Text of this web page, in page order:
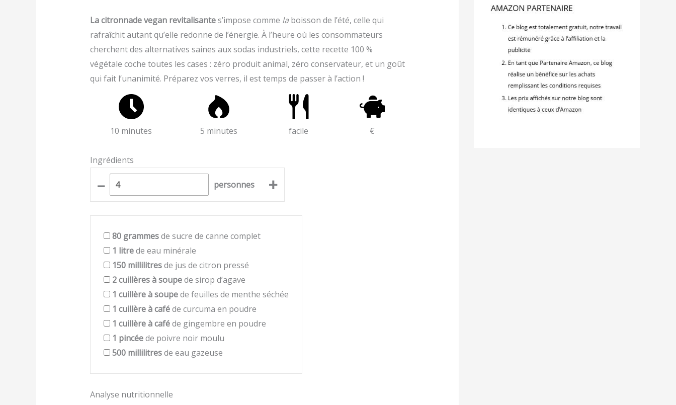
La citronnade vegan revitalisantes’impose comme laboisson de l’été, celle qui
rafraîchit autant qu’elle redonne de l’énergie. À l’heure où les consommateurs
cherchent des alternatives saines aux sodas industriels, cette recette 100 %
végétale coche toutes les cases : zéro produit animal, zéro conservateur, et un goût
qui fait l’unanimité. Préparez vos verres, il est temps de passer à l’action !
10 minutes 5 minutes facile €
Ingrédients
– personnes +
80 grammesde sucre de canne complet
1 litrede eau minérale
150 millilitresde jus de citron pressé
2cuillères à soupede sirop d’agave
1 cuillère à soupede feuilles de menthe séchée
1 cuillère à caféde curcuma en poudre
1 cuillère à caféde gingembre en poudre
1 pincéede poivre noir moulu
500 millilitresde eau gazeuse
Analyse nutritionnelle